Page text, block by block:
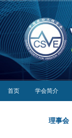
首页 学会简介
理事会